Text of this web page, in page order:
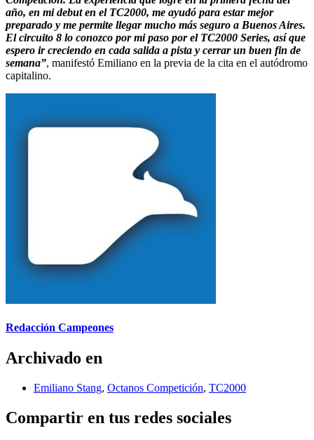
año, en mi debut en el TC2000, me ayudó para estar mejor
preparado y me permite llegar mucho más seguro a Buenos Aires.
El circuito 8 lo conozco por mi paso por el TC2000 Series, así que
espero ir creciendo en cada salida a pista y cerrar un buen fin de
semana”, manifestó Emiliano en la previa de la cita en el autódromo
capitalino.
Redacción Campeones
Archivado en
Emiliano Stang, Octanos Competición, TC2000
Compartir en tus redes sociales